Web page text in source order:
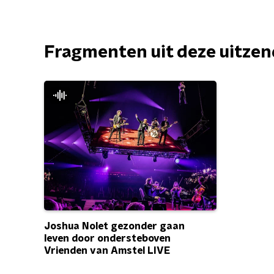
Fragmenten uit deze
Joshua Nolet gezonder gaan
leven door ondersteboven
Vrienden van Amstel LIVE